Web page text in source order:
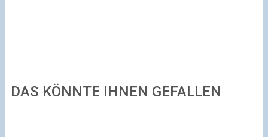
DAS KÖNNTE IHNEN GEFALLEN